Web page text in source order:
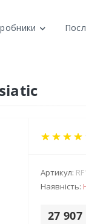
Артикул:
Наявність:
27 907